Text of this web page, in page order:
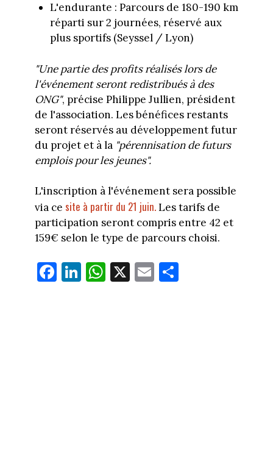
L'endurante : Parcours de 180-190 km
réparti sur 2 journées, réservé aux
plus sportifs (Seyssel / Lyon)
"Une partie des profits réalisés lors de
l'événement seront redistribués à des
ONG", précise Philippe Jullien, président
de l'association. Les bénéfices restants
seront réservés au développement futur
du projet et à la "pérennisation de futurs
emplois pour les jeunes".
L'inscription à l'événement sera possible
via ce site à partir du 21 juin.Les tarifs de
participation seront compris entre 42 et
159€ selon le type de parcours choisi.
Fa
ce
Li
nk
W
ha
X E
m
Pa
rt